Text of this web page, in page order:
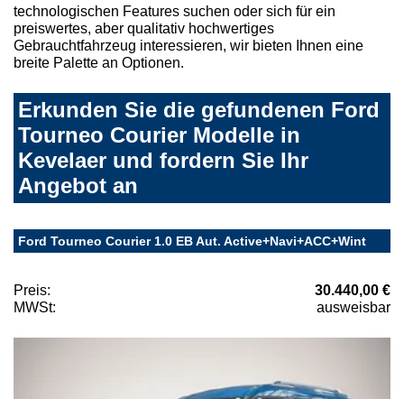
technologischen Features suchen oder sich für ein
preiswertes, aber qualitativ hochwertiges
Gebrauchtfahrzeug interessieren, wir bieten Ihnen eine
breite Palette an Optionen.
Erkunden Sie die gefundenen Ford
Tourneo Courier Modelle in
Kevelaer und fordern Sie Ihr
Angebot an
Ford Tourneo Courier 1.0 EB Aut. Active+Navi+ACC+Wint
Preis:
30.440,00 €
MWSt:
ausweisbar